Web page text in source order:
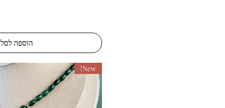
הוספה לסל
New!